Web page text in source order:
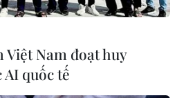
Khi ngoại
từ tiếng mẹ đẻ
Việt Nam đoạt huy
quốc tế